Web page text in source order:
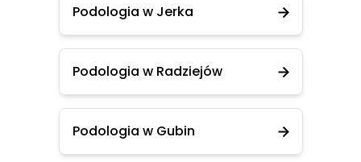
Podologia w Jerka
Podologia w Radziejów
Podologia w Gubin